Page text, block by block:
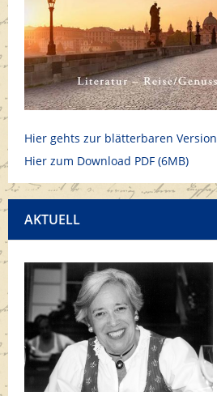
Hier gehts zur blätterbaren Version
Hier zum Download PDF (6MB)
AKTUELL